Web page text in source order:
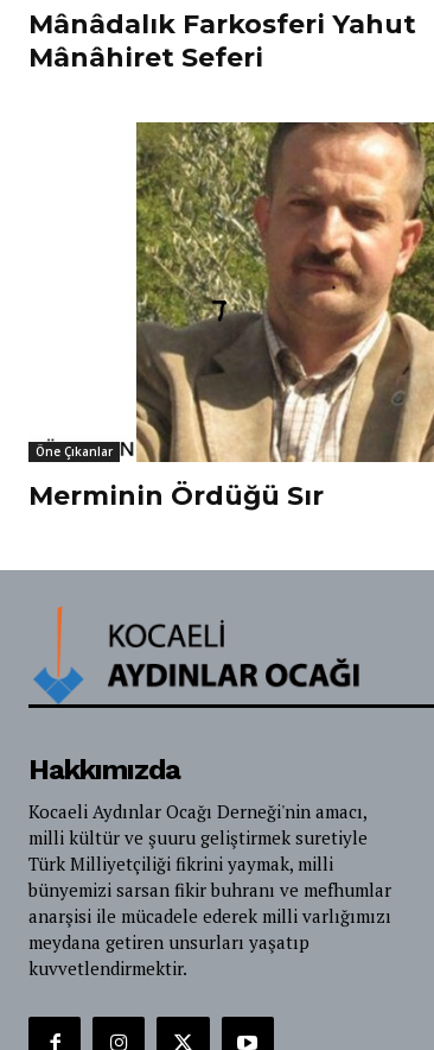
Mânâdalık Farkosferi Yahut
Mânâhiret Seferi
Öne Çıkanlar
Merminin Ördüğü Sır
Hakkımızda
Kocaeli Aydınlar Ocağı Derneği'nin amacı,
milli kültür ve şuuru geliştirmek suretiyle
Türk Milliyetçiliği fikrini yaymak, milli
bünyemizi sarsan fikir buhranı ve mefhumlar
anarşisi ile mücadele ederek milli varlığımızı
meydana getiren unsurları yaşatıp
kuvvetlendirmektir.